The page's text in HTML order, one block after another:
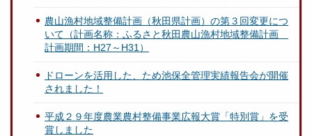
農山漁村地域整備計画（秋田県計画）の第３回変更につ
いて（計画名称：ふるさと秋田農山漁村地域整備計画
計画期間：H27～H31）
ドローンを活用した、ため池保全管理実績報告会が開催
されました！
平成２９年度農業農村整備事業広報大賞「特別賞」を受
賞しました